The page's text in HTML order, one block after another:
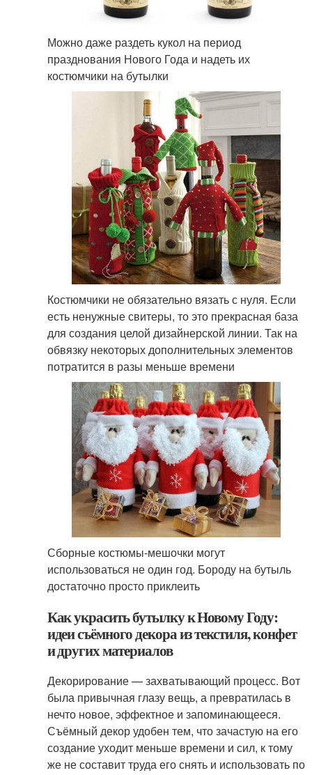
Можно даже раздеть кукол на период
празднования Нового Года и надеть их
костюмчики на бутылки
Костюмчики не обязательно вязать с нуля. Если
есть ненужные свитеры, то это прекрасная база
для создания целой дизайнерской линии. Так на
обвязку некоторых дополнительных элементов
потратится в разы меньше времени
Сборные костюмы-мешочки могут
использоваться не один год. Бороду на бутыль
достаточно просто приклеить
Как украсить бутылку к Новому Году:
идеи съёмного декора из текстиля, конфет
и других материалов
Декорирование — захватывающий процесс. Вот
была привычная глазу вещь, а превратилась в
нечто новое, эффектное и запоминающееся.
Съёмный декор удобен тем, что зачастую на его
создание уходит меньше времени и сил, к тому
же не составит труда его снять и использовать по